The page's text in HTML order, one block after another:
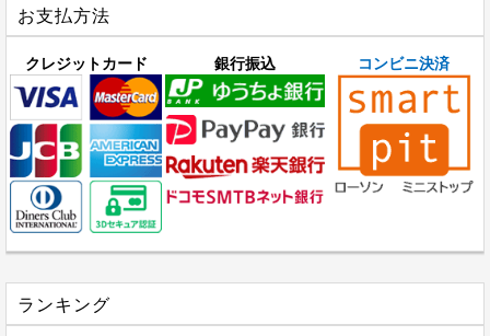
お支払方法
クレジットカード 銀行振込 コンビニ決済
ランキング